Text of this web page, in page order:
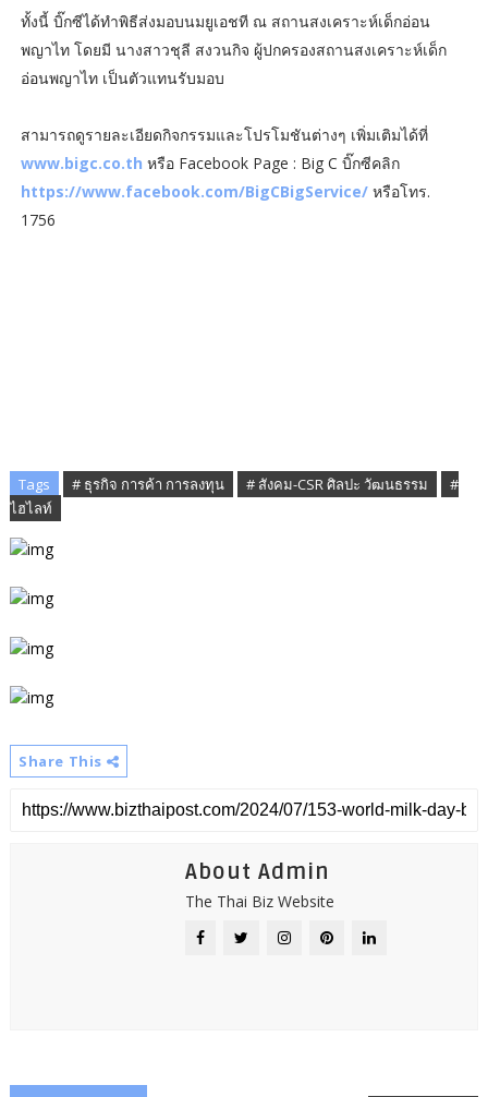
ทั้งนี้ บิ๊กซีได้ทำพิธีส่งมอบนมยูเอชที ณ สถานสงเคราะห์เด็กอ่อน
พญาไท โดยมี นางสาวชุลี สงวนกิจ ผู้ปกครองสถานสงเคราะห์เด็ก
อ่อนพญาไท เป็นตัวแทนรับมอบ
สามารถดูรายละเอียดกิจกรรมและโปรโมชันต่างๆ เพิ่มเติมได้ที่
www.bigc.co.th หรือ Facebook Page : Big C บิ๊กซีคลิก
https://www.facebook.com/BigCBigService/หรือโทร.
1756
Tags # ธุรกิจ การค้า การลงทุน # สังคม-CSR ศิลปะ วัฒนธรรม
#
ไฮไลท์
Share This
About Admin
The Thai Biz Website